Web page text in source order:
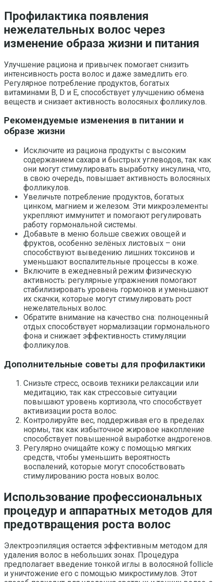
Профилактика появления
нежелательных волос через
изменение образа жизни и питания
Улучшение рациона и привычек помогает снизить
интенсивность роста волос и даже замедлить его.
Регулярное потребление продуктов, богатых
витаминами B, D и E, способствует улучшению обмена
веществ и снизает активность волосяных фолликулов.
Рекомендуемые изменения в питании и
образе жизни
Исключите из рациона продукты с высоким
содержанием сахара и быстрых углеводов, так как
они могут стимулировать выработку инсулина, что,
в свою очередь, повышает активность волосяных
фолликулов.
Увеличьте потребление продуктов, богатых
цинком, магнием и железом. Эти микроэлементы
укрепляют иммунитет и помогают регулировать
работу гормональной системы.
Добавьте в меню больше свежих овощей и
фруктов, особенно зелёных листовых – они
способствуют выведению лишних токсинов и
уменьшают воспалительные процессы в коже.
Включите в ежедневный режим физическую
активность: регулярные упражнения помогают
стабилизировать уровень гормонов и уменьшают
их скачки, которые могут стимулировать рост
нежелательных волос.
Обратите внимание на качество сна: полноценный
отдых способствует нормализации гормонального
фона и снижает эффективность стимуляции
фолликулов.
Дополнительные советы для профилактики
Снизьте стресс, освоив техники релаксации или
медитацию, так как стрессовые ситуации
повышают уровень кортизола, что способствует
активизации роста волос.
Контролируйте вес, поддерживая его в пределах
нормы, так как избыточное жировое накопление
способствует повышенной выработке андрогенов.
Регулярно очищайте кожу с помощью мягких
средств, чтобы уменьшить вероятность
воспалений, которые могут способствовать
стимулированию роста новых волос.
Использование профессиональных
процедур и аппаратных методов для
предотвращения роста волос
Электроэпиляция остается эффективным методом для
удаления волос в небольших зонах. Процедура
предполагает введение тонкой иглы в волосяной follicle
и уничтожение его с помощью микростимулов. Этот